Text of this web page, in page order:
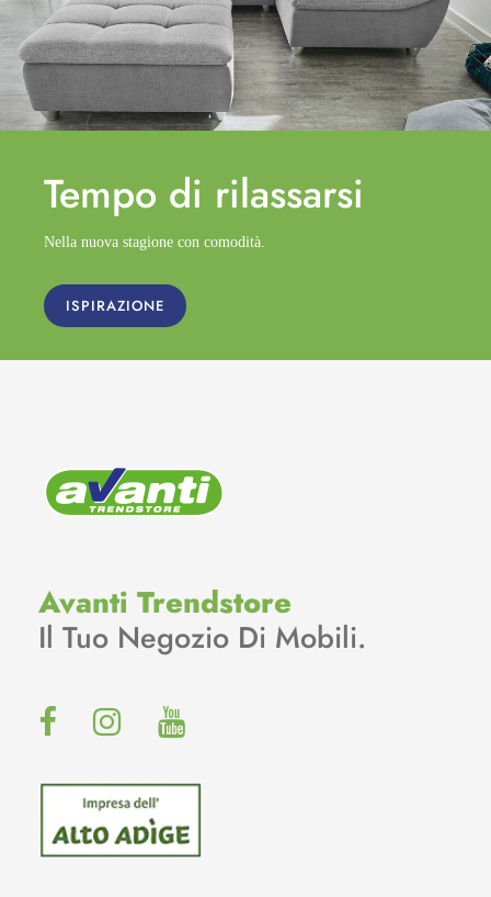
Tempo di rilassarsi
Nella nuova stagione con comodità.
ISPIRAZIONE
Avanti Trendstore
Il Tuo Negozio Di Mobili.